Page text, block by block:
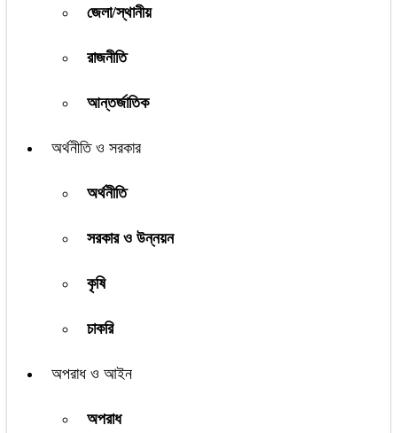
জেলা/স্থানীয়
রাজনীতি
আন্তর্জাতিক
অর্থনীতি ও সরকার
অর্থনীতি
সরকার ও উন্নয়ন
কৃষি
চাকরি
অপরাধ ও আইন
অপরাধ